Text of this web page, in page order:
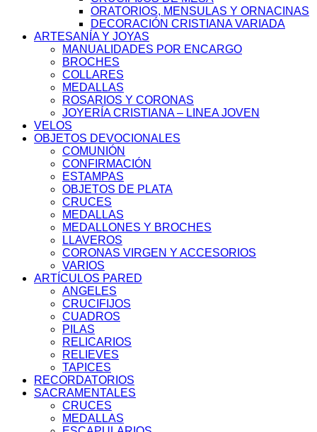
ORATORIOS, MENSULAS Y ORNACINAS
DECORACIÓN CRISTIANA VARIADA
ARTESANÍA Y JOYAS
MANUALIDADES POR ENCARGO
BROCHES
COLLARES
MEDALLAS
ROSARIOS Y CORONAS
JOYERÍA CRISTIANA – LINEA JOVEN
VELOS
OBJETOS DEVOCIONALES
COMUNIÓN
CONFIRMACIÓN
ESTAMPAS
OBJETOS DE PLATA
CRUCES
MEDALLAS
MEDALLONES Y BROCHES
LLAVEROS
CORONAS VIRGEN Y ACCESORIOS
VARIOS
ARTÍCULOS PARED
ANGELES
CRUCIFIJOS
CUADROS
PILAS
RELICARIOS
RELIEVES
TAPICES
RECORDATORIOS
SACRAMENTALES
CRUCES
MEDALLAS